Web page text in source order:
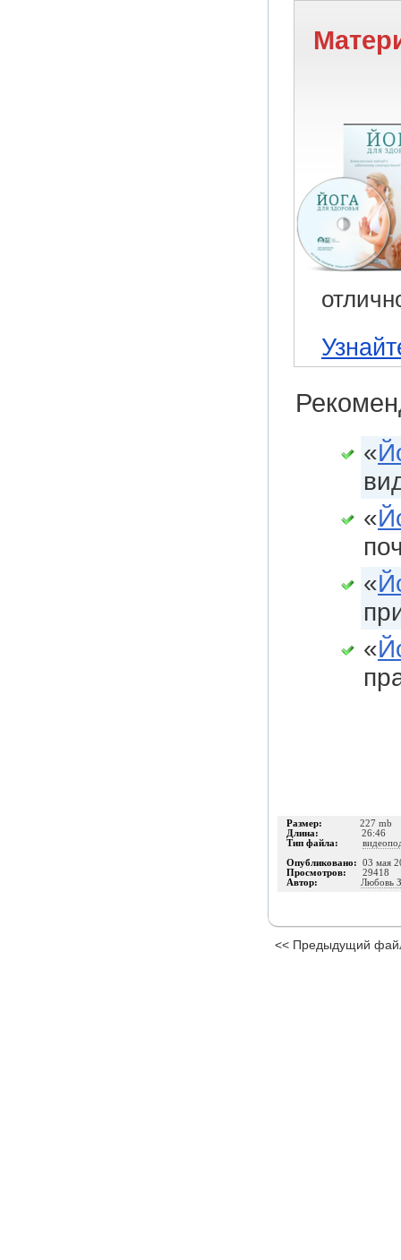
«
«
«
«
Размер: 227 mb
Длина: 26:46
Тип файла:
Опубликовано: 03 мая
Просмотров: 29418
Автор: Любовь
<< Предыдущий